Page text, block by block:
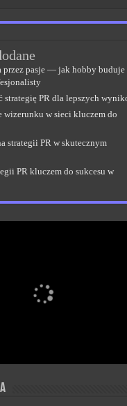
przez pasje — jak hobby buduje
strategię PR dla lepszych
w sieci kluczem do
strategii PR w skutecznym
PR kluczem do sukcesu w